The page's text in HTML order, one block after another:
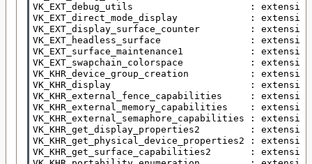
VK_EXT_debug_utils                     :
VK_EXT_direct_mode_display             :
VK_EXT_display_surface_counter         :
VK_EXT_headless_surface                :
VK_EXT_surface_maintenance1            :
VK_EXT_swapchain_colorspace            :
VK_KHR_device_group_creation           :
VK_KHR_display                         : extension
VK_KHR_external_fence_capabilities     :
VK_KHR_external_memory_capabilities    :
VK_KHR_external_semaphore_capabilities :
VK_KHR_get_display_properties2         :
VK_KHR_get_physical_device_properties2 :
VK_KHR_get_surface_capabilities2       :